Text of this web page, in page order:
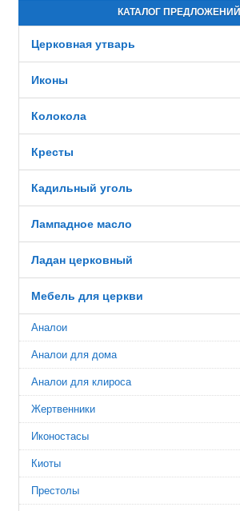
КАТАЛОГ ПРЕДЛОЖЕНИЙ
Церковная утварь
Иконы
Колокола
Кресты
Кадильный уголь
Лампадное масло
Ладан церковный
Мебель для церкви
Аналои
Аналои для дома
Аналои для клироса
Жертвенники
Иконостасы
Киоты
Престолы